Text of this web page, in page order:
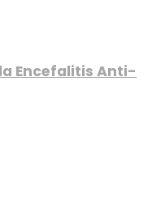
Encefalitis Anti-